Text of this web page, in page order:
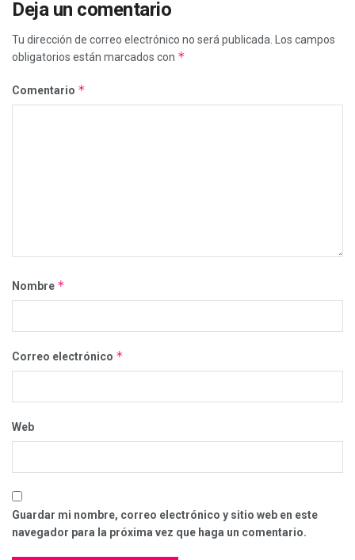
Deja un comentario
Tu dirección de correo electrónico no será publicada. Los campos
obligatorios están marcados con *
Comentario *
Nombre *
Correo electrónico *
Web
Guardar mi nombre, correo electrónico y sitio web en este
navegador para la próxima vez que haga un comentario.